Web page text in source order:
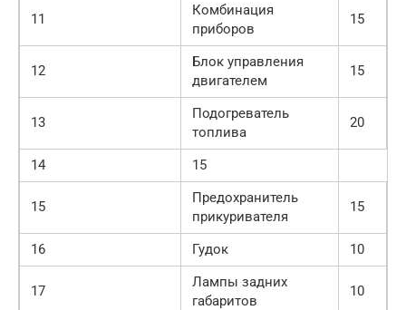
11
Комбинация
приборов
15
12
Блок управления
двигателем
15
13
Подогреватель
топлива
20
14 15
15
Предохранитель
прикуривателя
15
16 Гудок 10
17
Лампы задних
габаритов
10